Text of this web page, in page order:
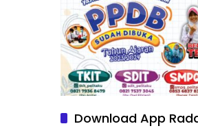
Download App